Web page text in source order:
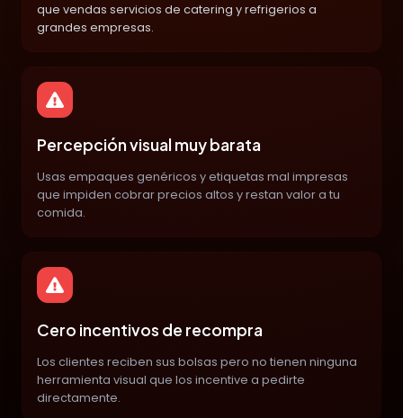
que vendas servicios de catering y refrigerios a
grandes empresas.
Percepción visual muy barata
Usas empaques genéricos y etiquetas mal impresas
que impiden cobrar precios altos y restan valor a tu
comida.
Cero incentivos de recompra
Los clientes reciben sus bolsas pero no tienen ninguna
herramienta visual que los incentive a pedirte
directamente.